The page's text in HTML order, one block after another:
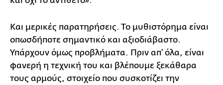
Και μερικές παρατηρήσεις. Το μυθιστόρημα είναι
οπωσδήποτε σημαντικό και αξιοδιάβαστο.
Υπάρχουν όμως προβλήματα. Πριν απ’ όλα, είναι
φανερή η τεχνική του και βλέπουμε ξεκάθαρα
τους αρμούς, στοιχείο που συσκοτίζει την